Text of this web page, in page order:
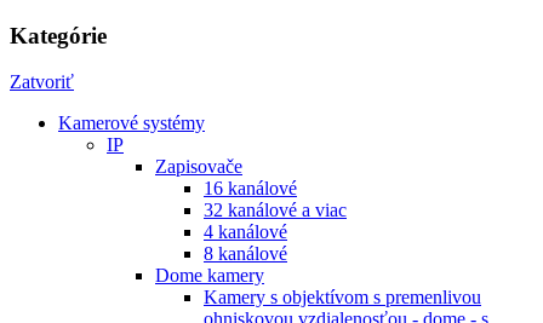
Kategórie
Zatvoriť
Kamerové systémy
IP
Zapisovače
16 kanálové
32 kanálové a viac
4 kanálové
8 kanálové
Dome kamery
Kamery s objektívom s premenlivou